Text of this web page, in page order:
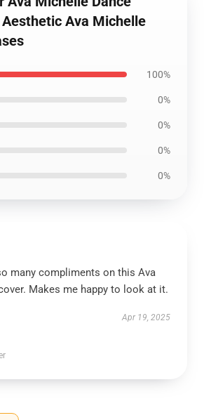
Ava Michelle
100%
0%
0%
0%
0%
many compliments on this Ava
Makes me happy to look at it.
Apr 19, 2025